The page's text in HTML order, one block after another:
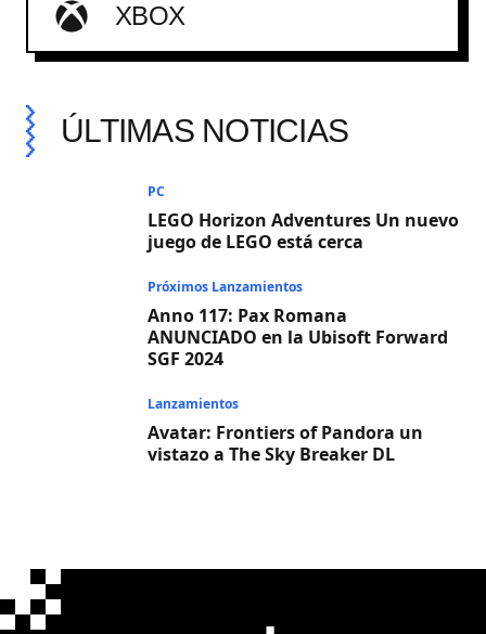
XBOX
ÚLTIMAS NOTICIAS
PC
LEGO Horizon Adventures Un nuevo
juego de LEGO está cerca
Próximos Lanzamientos
Anno 117: Pax Romana
ANUNCIADO en la Ubisoft Forward
SGF 2024
Lanzamientos
Avatar: Frontiers of Pandora un
vistazo a The Sky Breaker DL